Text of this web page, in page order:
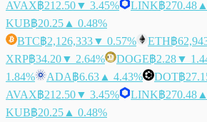
AVAX฿212.50▼ 3.45% LINK฿270.48
KUB฿20.25 ▲ 0.48%
BTC฿2,126,333▼ 0.57% ETH฿
XRP฿34.20▼ 2.64% DOGE฿2.28▼
1.84%
ADA฿6.63 ▲ 4.43% DOT฿
AVAX฿212.50▼ 3.45% LINK฿270.48
KUB฿20.25 ▲ 0.48%